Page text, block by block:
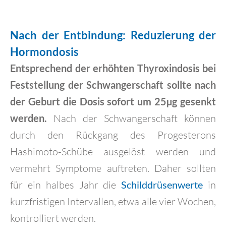
Nach der Entbindung: Reduzierung der
Hormondosis
Entsprechend der erhöhten Thyroxindosis bei
Feststellung der Schwangerschaft sollte nach
der Geburt die Dosis sofort um 25µg gesenkt
werden. Nach der Schwangerschaft können
durch den Rückgang des Progesterons
Hashimoto-Schübe ausgelöst werden und
vermehrt Symptome auftreten. Daher sollten
für ein halbes Jahr dieSchilddrüsenwerte in
kurzfristigen Intervallen, etwa alle vier Wochen,
kontrolliert werden.